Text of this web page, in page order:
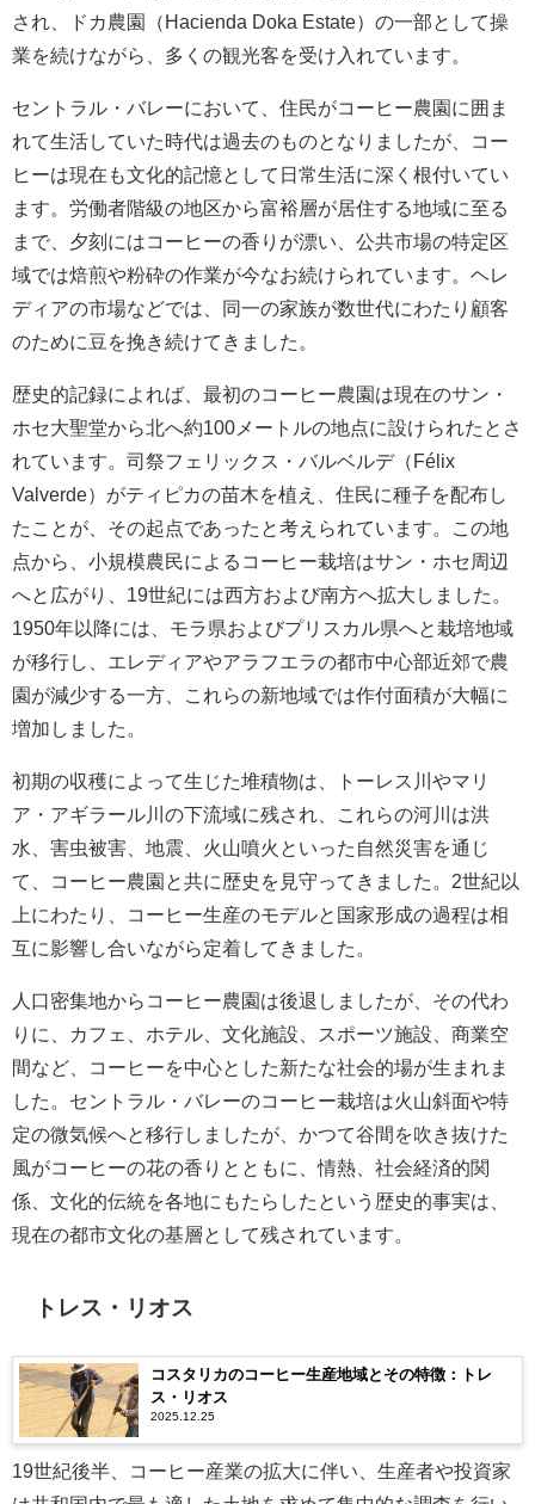
され、ドカ農園（Hacienda Doka Estate）の一部として操
業を続けながら、多くの観光客を受け入れています。
セントラル・バレーにおいて、住民がコーヒー農園に囲ま
れて生活していた時代は過去のものとなりましたが、コー
ヒーは現在も文化的記憶として日常生活に深く根付いてい
ます。労働者階級の地区から富裕層が居住する地域に至る
まで、夕刻にはコーヒーの香りが漂い、公共市場の特定区
域では焙煎や粉砕の作業が今なお続けられています。ヘレ
ディアの市場などでは、同一の家族が数世代にわたり顧客
のために豆を挽き続けてきました。
歴史的記録によれば、最初のコーヒー農園は現在のサン・
ホセ大聖堂から北へ約100メートルの地点に設けられたとさ
れています。司祭フェリックス・バルベルデ（Félix
Valverde）がティピカの苗木を植え、住民に種子を配布し
たことが、その起点であったと考えられています。この地
点から、小規模農民によるコーヒー栽培はサン・ホセ周辺
へと広がり、19世紀には西方および南方へ拡大しました。
1950年以降には、モラ県およびプリスカル県へと栽培地域
が移行し、エレディアやアラフエラの都市中心部近郊で農
園が減少する一方、これらの新地域では作付面積が大幅に
増加しました。
初期の収穫によって生じた堆積物は、トーレス川やマリ
ア・アギラール川の下流域に残され、これらの河川は洪
水、害虫被害、地震、火山噴火といった自然災害を通じ
て、コーヒー農園と共に歴史を見守ってきました。2世紀以
上にわたり、コーヒー生産のモデルと国家形成の過程は相
互に影響し合いながら定着してきました。
人口密集地からコーヒー農園は後退しましたが、その代わ
りに、カフェ、ホテル、文化施設、スポーツ施設、商業空
間など、コーヒーを中心とした新たな社会的場が生まれま
した。セントラル・バレーのコーヒー栽培は火山斜面や特
定の微気候へと移行しましたが、かつて谷間を吹き抜けた
風がコーヒーの花の香りとともに、情熱、社会経済的関
係、文化的伝統を各地にもたらしたという歴史的事実は、
現在の都市文化の基層として残されています。
トレス・リオス
コスタリカのコーヒー生産地域とその特徴：トレ
ス・リオス
2025.12.25
19世紀後半、コーヒー産業の拡大に伴い、生産者や投資家